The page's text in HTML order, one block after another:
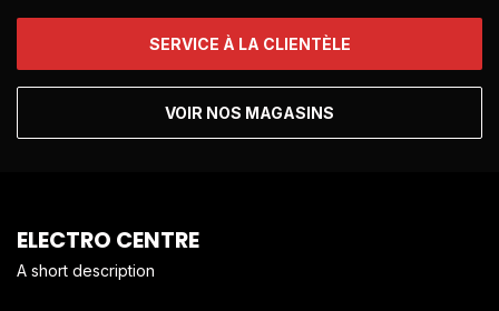
SERVICE À LA CLIENTÈLE
VOIR NOS MAGASINS
ELECTRO CENTRE
A short description